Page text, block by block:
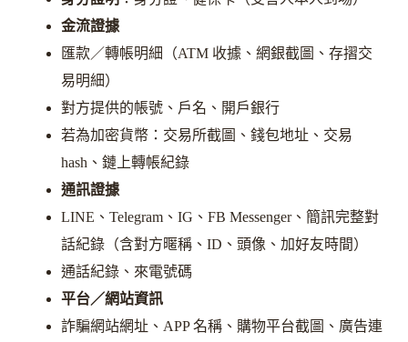
金流證據
匯款／轉帳明細（ATM 收據、網銀截圖、存摺交
易明細）
對方提供的帳號、戶名、開戶銀行
若為加密貨幣：交易所截圖、錢包地址、交易
hash、鏈上轉帳紀錄
通訊證據
LINE、Telegram、IG、FB Messenger、簡訊完整對
話紀錄（含對方暱稱、ID、頭像、加好友時間）
通話紀錄、來電號碼
平台／網站資訊
詐騙網站網址、APP 名稱、購物平台截圖、廣告連